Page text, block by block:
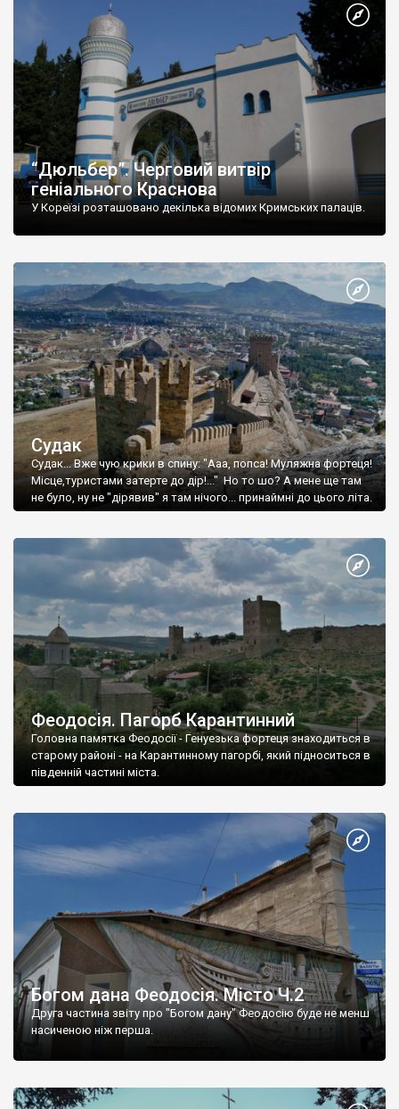
“Дюльбер”. Черговий витвір
геніального Краснова
У Кореїзі розташовано декілька відомих Кримських палаців.
Судак
Судак... Вже чую крики в спину: "Ааа, попса! Муляжна фортеця!
Місце,туристами затерте до дір!..." Но то шо? А мене ще там
не було, ну не "дірявив" я там нічого... принаймні до цього літа.
Феодосія. Пагорб Карантинний
Головна памятка Феодосії - Генуезька фортеця знаходиться в
старому районі - на Карантинному пагорбі, який підноситься в
південній частині міста.
Богом дана Феодосія. Місто Ч.2
Друга частина звіту про "Богом дану" Феодосію буде не менш
насиченою ніж перша.